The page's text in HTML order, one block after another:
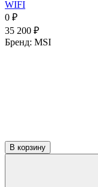
WIFI
0 ₽
35 200 ₽
Бренд: MSI
В корзину